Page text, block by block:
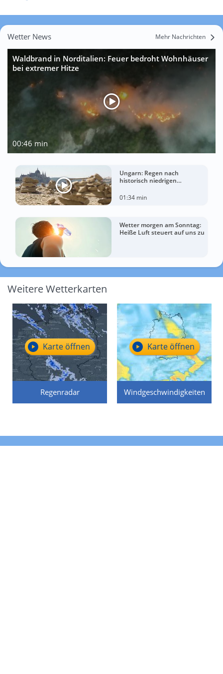
Wetter News Mehr Nachrichten
Waldbrand in Norditalien: Feuer bedroht Wohnhäuser
bei extremer Hitze
00:46 min
Ungarn: Regen nach
historisch niedrigen
01:34 min
Wetter morgen am Sonntag:
Heiße Luft steuert auf uns zu
Weitere Wetterkarten
Regenradar
Karte öffnen
Windgeschwindigkeiten
Karte öffnen